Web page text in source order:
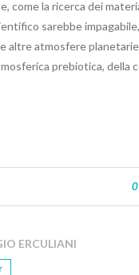
come la ricerca dei
sarebbe
altre atmosfere
prebiotica,
0
ERCULIANI